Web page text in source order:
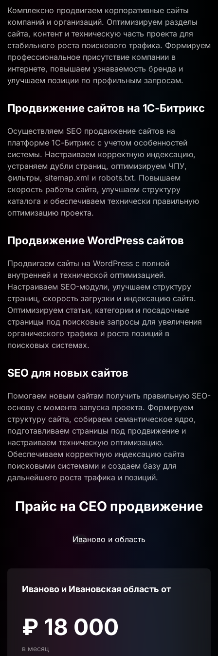
Комплексно продвигаем корпоративные сайты
компаний и организаций. Оптимизируем разделы
сайта, контент и техническую часть проекта для
стабильного роста поискового трафика. Формируем
профессиональное присутствие компании в
интернете, повышаем узнаваемость бренда и
улучшаем позиции по профильным запросам.
Продвижение сайтов на 1С-Битрикс
Осуществляем SEO продвижение сайтов на
платформе 1С-Битрикс с учетом особенностей
системы. Настраиваем корректную индексацию,
устраняем дубли страниц, оптимизируем ЧПУ,
фильтры, sitemap.xml и robots.txt. Повышаем
скорость работы сайта, улучшаем структуру
каталога и обеспечиваем технически правильную
оптимизацию проекта.
Продвижение WordPress сайтов
Продвигаем сайты на WordPress с полной
внутренней и технической оптимизацией.
Настраиваем SEO-модули, улучшаем структуру
страниц, скорость загрузки и индексацию сайта.
Оптимизируем статьи, категории и посадочные
страницы под поисковые запросы для увеличения
органического трафика и роста позиций в
поисковых системах.
SEO для новых сайтов
Помогаем новым сайтам получить правильную SEO-
основу с момента запуска проекта. Формируем
структуру сайта, собираем семантическое ядро,
подготавливаем страницы под продвижение и
настраиваем техническую оптимизацию.
Обеспечиваем корректную индексацию сайта
поисковыми системами и создаем базу для
дальнейшего роста трафика и позиций.
Прайс на СЕО продвижение
Иваново и область
Иваново и Ивановская область от
₽ 18 000
в месяц